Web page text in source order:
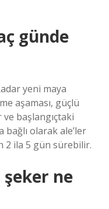
günde
yeni maya
aşaması, güçlü
başlangıçtaki
olarak ale’ler
2 ila 5 gün sürebilir.
şeker ne